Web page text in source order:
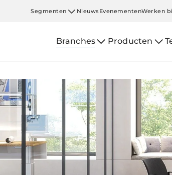
Segmenten NieuwsEvenementenWerken
Branches Producten